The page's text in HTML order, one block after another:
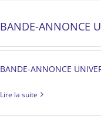
BANDE-ANNONCE
BANDE-ANNONCE
Lire la suite